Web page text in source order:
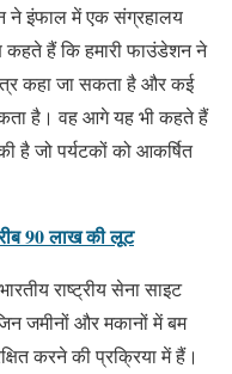
ने इंफाल में एक संग्रहालय
कहते हैं कि हमारी फाउंडेशन ने
कहा जा सकता है और कई
है। वह आगे यह भी कहते हैं
है जो पर्यटकों को आकर्षित
90 लाख की लूट
राष्ट्रीय सेना साइट
जमीनों और मकानों में बम
करने की प्रक्रिया में हैं।